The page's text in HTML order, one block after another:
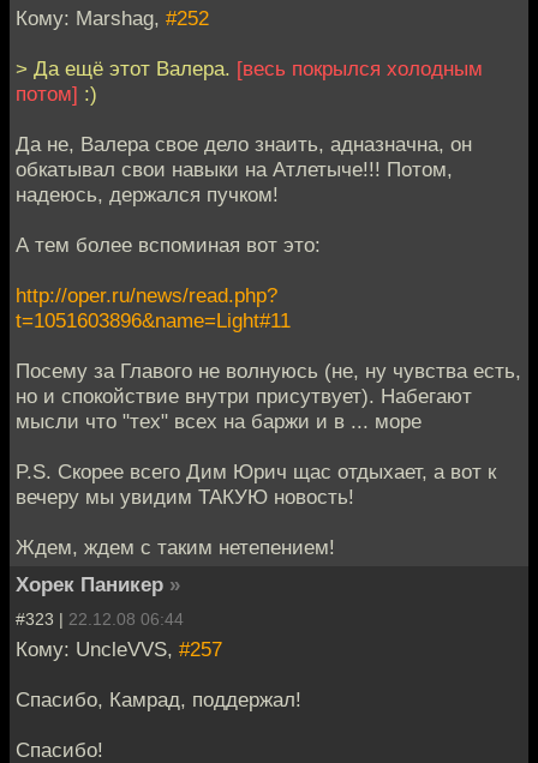
Кому: Marshag, #252
> Да ещё этот Валера. [весь покрылся холодным
потом] :)
Да не, Валера свое дело знаить, адназначна, он
обкатывал свои навыки на Атлетыче!!! Потом,
надеюсь, держался пучком!
А тем более вспоминая вот это:
http://oper.ru/news/read.php?
t=1051603896&name=Light#11
Посему за Главого не волнуюсь (не, ну чувства есть,
но и спокойствие внутри присутвует). Набегают
мысли что "тех" всех на баржи и в ... море
P.S. Скорее всего Дим Юрич щас отдыхает, а вот к
вечеру мы увидим ТАКУЮ новость!
Ждем, ждем с таким нетепением!
Хорек Паникер »
#323 | 22.12.08 06:44
Кому: UncleVVS, #257
Спасибо, Камрад, поддержал!
Спасибо!